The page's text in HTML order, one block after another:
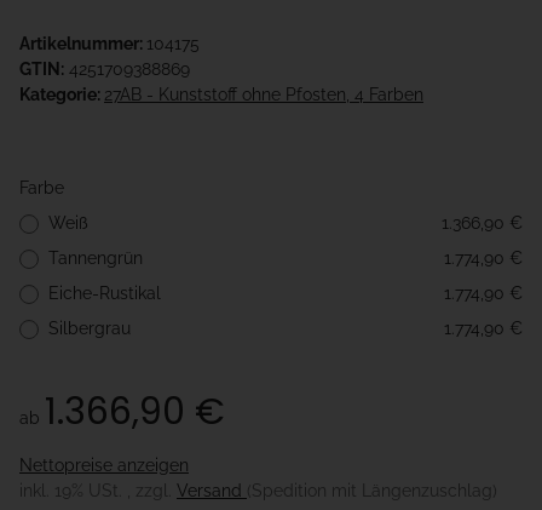
Artikelnummer: 104175
GTIN: 4251709388869
Kategorie: 27AB - Kunststoff ohne Pfosten, 4 Farben
Farbe
Weiß
1.366,90 €
Tannengrün
1.774,90 €
Eiche-Rustikal
1.774,90 €
Silbergrau
1.774,90 €
ab 1.366,90 €
Nettopreise anzeigen
inkl. 19% USt. , zzgl. Versand (Spedition mit Längenzuschlag)